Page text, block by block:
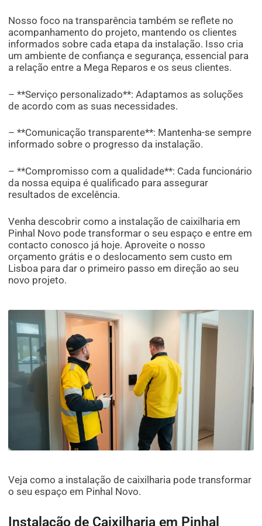
Nosso foco na transparência também se reflete no
acompanhamento do projeto, mantendo os clientes
informados sobre cada etapa da instalação. Isso cria
um ambiente de confiança e segurança, essencial para
a relação entre a Mega Reparos e os seus clientes.
– **Serviço personalizado**: Adaptamos as soluções
de acordo com as suas necessidades.
– **Comunicação transparente**: Mantenha-se sempre
informado sobre o progresso da instalação.
– **Compromisso com a qualidade**: Cada funcionário
da nossa equipa é qualificado para assegurar
resultados de excelência.
Venha descobrir como a instalação de caixilharia em
Pinhal Novo pode transformar o seu espaço e entre em
contacto conosco já hoje. Aproveite o nosso
orçamento grátis e o deslocamento sem custo em
Lisboa para dar o primeiro passo em direção ao seu
novo projeto.
Veja como a instalação de caixilharia pode transformar
o seu espaço em Pinhal Novo.
Instalação de Caixilharia em Pinhal